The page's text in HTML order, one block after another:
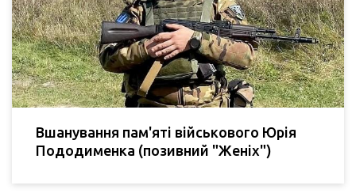
Вшанування пам'яті військового Юрія
Пододименка (позивний "Женіх")